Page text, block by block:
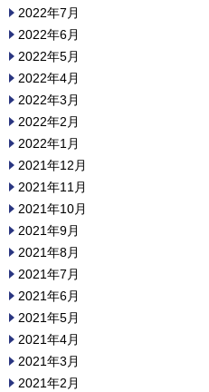
2022年7月
2022年6月
2022年5月
2022年4月
2022年3月
2022年2月
2022年1月
2021年12月
2021年11月
2021年10月
2021年9月
2021年8月
2021年7月
2021年6月
2021年5月
2021年4月
2021年3月
2021年2月